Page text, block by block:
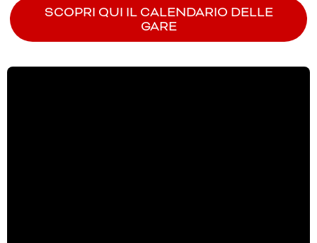
SCOPRI QUI IL CALENDARIO DELLE
GARE